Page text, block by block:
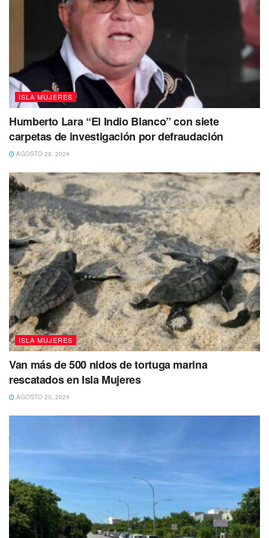
hidratación durante los juegos, se contará con apoyo de
fisioterapeutas del CRIM Municipal, servicio de
ambulancia en caso de que se presente alguna
emergencia y de igual forma se dotará de material
deportivo para los entrenamientos.
ISLA MUJERES
Humberto Lara “El Indio Blanco” con siete
carpetas de investigación por defraudación
AGOSTO 28, 2024
ISLA MUJERES
Van más de 500 nidos de tortuga marina
rescatados en Isla Mujeres
AGOSTO 20, 2024